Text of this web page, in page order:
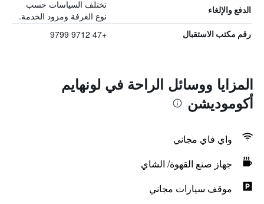
الدفع والإلغاء
تختلف السياسات حسب
نوع الغرفة ومزود الخدمة.
رقم مكتب الاستقبال +47 9712 9799
المزايا ووسائل الراحة في لونهايم
أكوموديشن
واي فاي مجاني
جهاز صنع القهوة/ الشاي
موقف سيارات مجاني